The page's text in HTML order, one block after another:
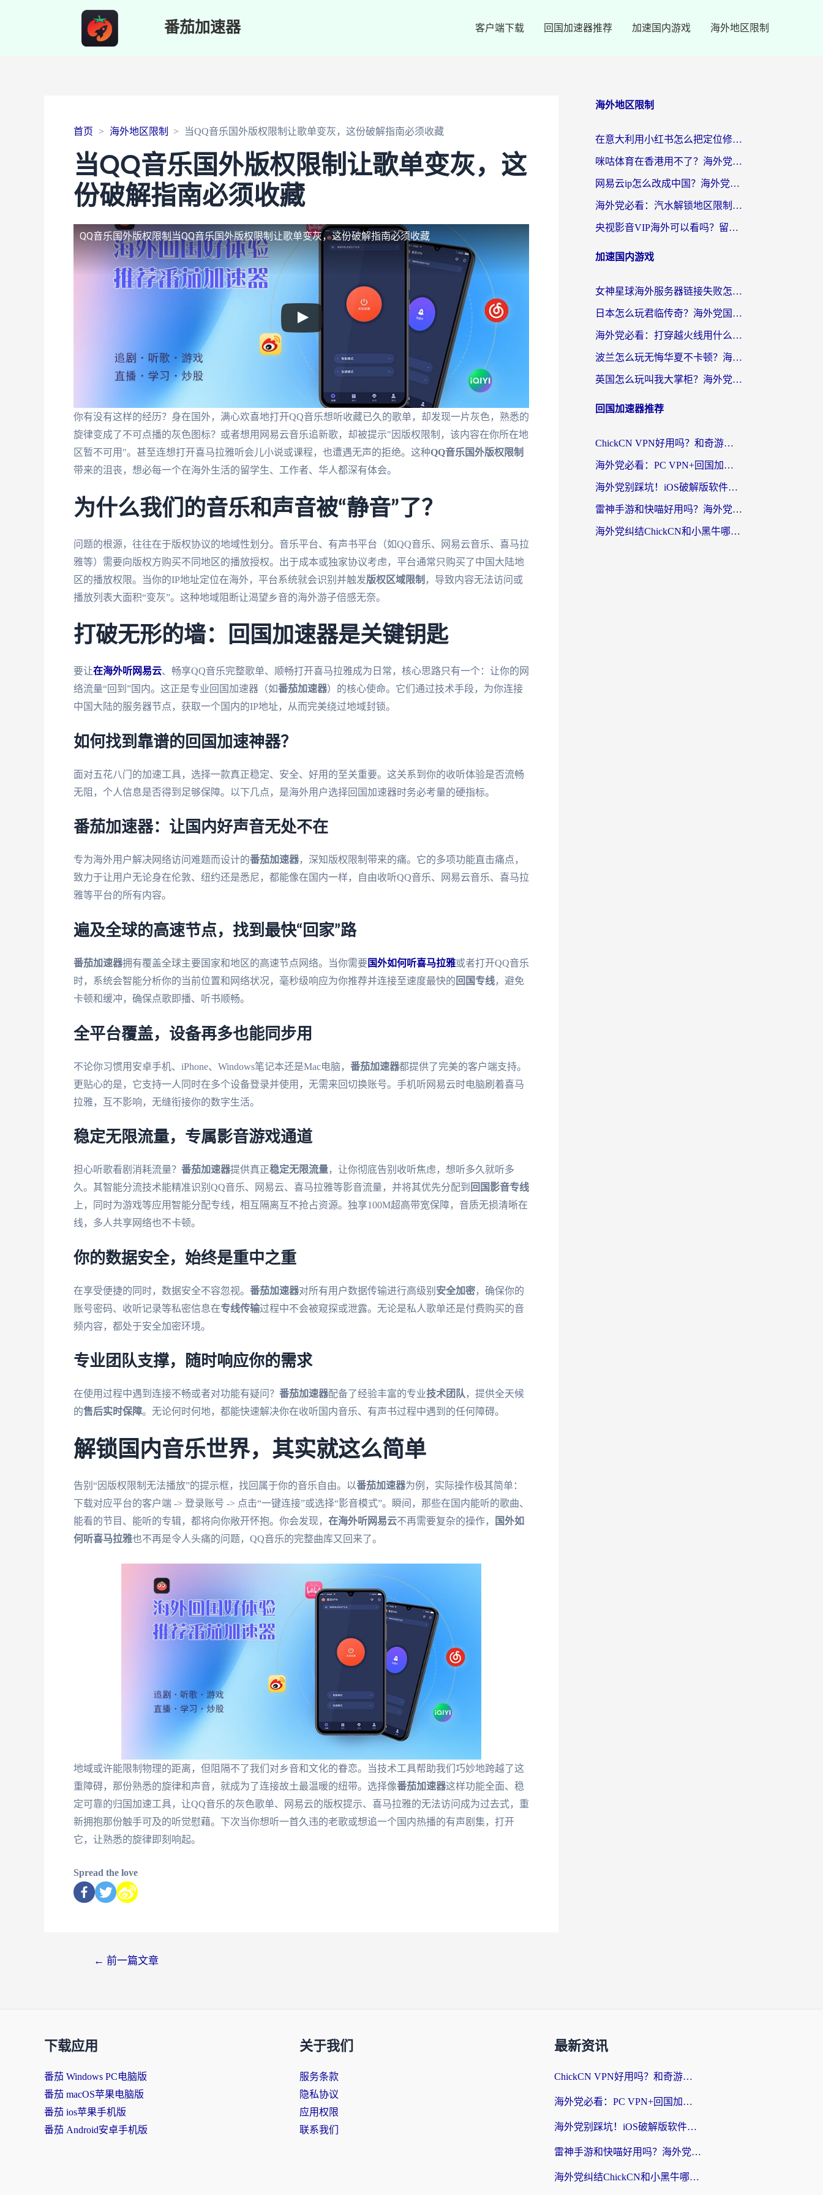
番茄加速器 客户端下载 回国加速器推荐 加速国内游戏 海外地区限制
首页 海外地区限制 当QQ音乐国外版权限制让歌单变灰，这份破解指南必须收藏
当QQ音乐国外版权限制让歌单变灰，这
份破解指南必须收藏
QQ音乐国外版权限制当QQ音乐国外版权限制让歌单变灰，这份破解指南必须收藏
你有没有这样的经历？身在国外，满心欢喜地打开QQ音乐想听收藏已久的歌单，却发现一片灰色，熟悉的
旋律变成了不可点播的灰色图标？或者想用网易云音乐追新歌，却被提示"因版权限制，该内容在你所在地
区暂不可用"。甚至连想打开喜马拉雅听会儿小说或课程，也遭遇无声的拒绝。这种QQ音乐国外版权限制
带来的沮丧，想必每一个在海外生活的留学生、工作者、华人都深有体会。
为什么我们的音乐和声音被“静音”了？
问题的根源，往往在于版权协议的地域性划分。音乐平台、有声书平台（如QQ音乐、网易云音乐、喜马拉
雅等）需要向版权方购买不同地区的播放授权。出于成本或独家协议考虑，平台通常只购买了中国大陆地
区的播放权限。当你的IP地址定位在海外，平台系统就会识别并触发版权区域限制 ，导致内容无法访问或
播放列表大面积“变灰”。这种地域阻断让渴望乡音的海外游子倍感无奈。
打破无形的墙：回国加速器是关键钥匙
要让在海外听网易云、畅享QQ音乐完整歌单、顺畅打开喜马拉雅成为日常，核心思路只有一个：让你的网
络流量“回到”国内。这正是专业回国加速器（如番茄加速器）的核心使命。它们通过技术手段，为你连接
中国大陆的服务器节点，获取一个国内的IP地址，从而完美绕过地域封锁。
如何找到靠谱的回国加速神器？
面对五花八门的加速工具，选择一款真正稳定、安全、好用的至关重要。这关系到你的收听体验是否流畅
无阻，个人信息是否得到足够保障。以下几点，是海外用户选择回国加速器时务必考量的硬指标。
番茄加速器：让国内好声音无处不在
专为海外用户解决网络访问难题而设计的番茄加速器，深知版权限制带来的痛。它的多项功能直击痛点，
致力于让用户无论身在伦敦、纽约还是悉尼，都能像在国内一样，自由收听QQ音乐、网易云音乐、喜马拉
雅等平台的所有内容。
遍及全球的高速节点，找到最快“回家”路
番茄加速器拥有覆盖全球主要国家和地区的高速节点网络。当你需要 国外如何听喜马拉雅或者打开QQ音乐
时，系统会智能分析你的当前位置和网络状况，毫秒级响应为你推荐并连接至速度最快的 回国专线，避免
卡顿和缓冲，确保点歌即播、听书顺畅。
全平台覆盖，设备再多也能同步用
不论你习惯用安卓手机、iPhone、Windows笔记本还是Mac电脑， 番茄加速器都提供了完美的客户端支持。
更贴心的是，它支持一人同时在多个设备登录并使用，无需来回切换账号。手机听网易云时电脑刷着喜马
拉雅，互不影响，无缝衔接你的数字生活。
稳定无限流量，专属影音游戏通道
担心听歌看剧消耗流量？ 番茄加速器提供真正稳定无限流量，让你彻底告别收听焦虑，想听多久就听多
久。其智能分流技术能精准识别QQ音乐、网易云、喜马拉雅等影音流量，并将其优先分配到 回国影音专线
上，同时为游戏等应用智能分配专线，相互隔离互不抢占资源。独享100M超高带宽保障，音质无损清晰在
线，多人共享网络也不卡顿。
你的数据安全，始终是重中之重
在享受便捷的同时，数据安全不容忽视。 番茄加速器对所有用户数据传输进行高级别 安全加密，确保你的
账号密码、收听记录等私密信息在专线传输过程中不会被窥探或泄露。无论是私人歌单还是付费购买的音
频内容，都处于安全加密环境。
专业团队支撑，随时响应你的需求
在使用过程中遇到连接不畅或者对功能有疑问？ 番茄加速器配备了经验丰富的专业技术团队 ，提供全天候
的售后实时保障。无论何时何地，都能快速解决你在收听国内音乐、有声书过程中遇到的任何障碍。
解锁国内音乐世界，其实就这么简单
告别“因版权限制无法播放”的提示框，找回属于你的音乐自由。以番茄加速器为例，实际操作极其简单：
下载对应平台的客户端 -> 登录账号 -> 点击“一键连接”或选择“影音模式”。瞬间，那些在国内能听的歌曲、
能看的节目、能听的专辑，都将向你敞开怀抱。你会发现， 在海外听网易云不再需要复杂的操作，
国外如
何听喜马拉雅也不再是令人头痛的问题，QQ音乐的完整曲库又回来了。
地域或许能限制物理的距离，但阻隔不了我们对乡音和文化的眷恋。当技术工具帮助我们巧妙地跨越了这
重障碍，那份熟悉的旋律和声音，就成为了连接故土最温暖的纽带。选择像番茄加速器这样功能全面、稳
定可靠的归国加速工具，让QQ音乐的灰色歌单、网易云的版权提示、喜马拉雅的无法访问成为过去式，重
新拥抱那份触手可及的听觉慰藉。下次当你想听一首久违的老歌或想追一个国内热播的有声剧集，打开
它，让熟悉的旋律即刻响起。
Spread the love
← 前一篇文章
海外地区限制
在意大利用小红书怎么把定位修改到中国国内？3个实用技巧+1个靠谱工具帮你搞定
咪咕体育在香港用不了？海外党必看的回国加速器选择指南（附3个真实场景解决方案）
网易云ip怎么改成中国？海外党听音乐听书的无痛解决方案
海外党必看：汽水解锁地区限制怎么解除？3招解决国内影音&生活服务难题
央视影音VIP海外可以看吗？留学生亲测有效的回国加速器选择指南
加速国内游戏
女神星球海外服务器链接失败怎么解决？海外党国服游戏加速避坑指南
日本怎么玩君临传奇？海外党国服游戏加速避坑指南（附菲律宾欧洲玩家实测）
海外党必看：打穿越火线用什么加速器？解决延迟卡顿，还能玩奇妙拼图世界和第五人格
波兰怎么玩无悔华夏不卡顿？海外国服游戏加速器终极指南（附征途2萤火突击解决方案）
英国怎么玩叫我大掌柜？海外党国服游戏加速避坑指南（附实测推荐）
回国加速器推荐
ChickCN VPN好用吗？和奇游手游VPN对比哪个回国效果更好？海外党亲测实用指南
海外党必看：PC VPN+回国加速器怎么选？无缝访问国内资源全攻略
海外党别踩坑！iOS破解版软件不可靠？教你选对回国加速器无缝看国内资源
雷神手游和快喵好用吗？海外党亲测5款回国加速器，附斧牛Bling对比+微信视频号解决办法
海外党纠结ChickCN和小黑牛哪个好？一篇帮你选对回国加速器的实用指南
下载应用
番茄 Windows PC电脑版
番茄 macOS苹果电脑版
番茄 ios苹果手机版
番茄 Android安卓手机版
关于我们
服务条款
隐私协议
应用权限
联系我们
最新资讯
ChickCN VPN好用吗？和奇游手游VPN对比哪个回国效果更好？海外党亲测实用指南
海外党必看：PC VPN+回国加速器怎么选？无缝访问国内资源全攻略
海外党别踩坑！iOS破解版软件不可靠？教你选对回国加速器无缝看国内资源
雷神手游和快喵好用吗？海外党亲测5款回国加速器，附斧牛Bling对比+微信视频号解决办法
海外党纠结ChickCN和小黑牛哪个好？一篇帮你选对回国加速器的实用指南